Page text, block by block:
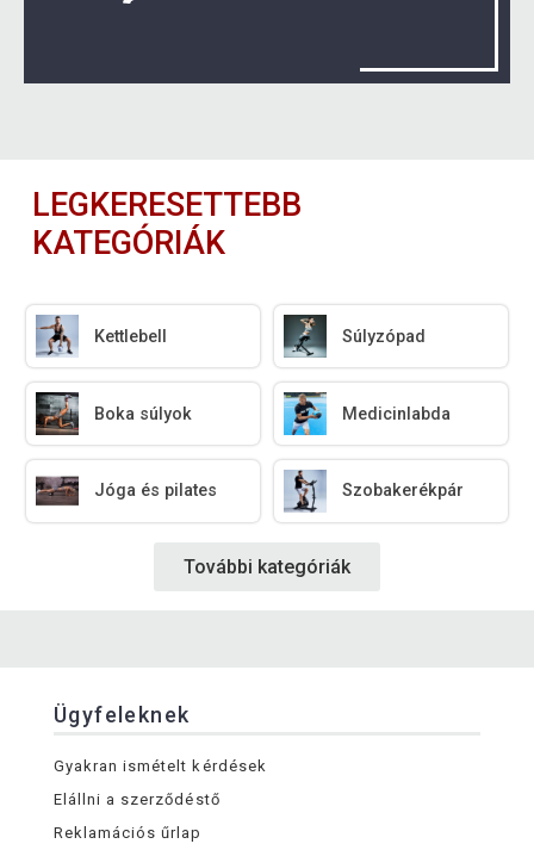
LEGKERESETTEBB
KATEGÓRIÁK
Kettlebell Súlyzópad
Boka súlyok Medicinlabda
Jóga és pilates Szobakerékpár
További kategóriák
Ügyfeleknek
Gyakran ismételt kérdések
Elállni a szerződéstő
Reklamációs űrlap